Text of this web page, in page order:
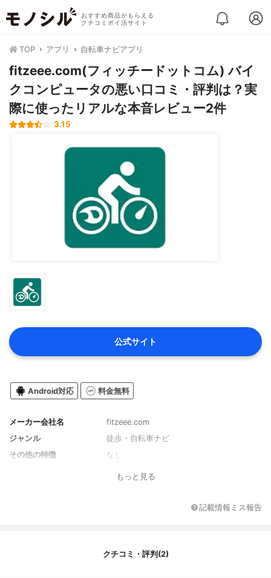
おすすめ商品がもらえる
クチコミポイ活サイト
TOP アプリ 自転車ナビアプリ
fitzeee.com(フィッチードットコム) バイ
クコンピュータの悪い口コミ・評判は？実
際に使ったリアルな本音レビュー2件
3.15
公式サイト
Android対応 料金無料
メーカー会社名
fitzeee.com
ジャンル
徒歩・自転車ナビ
その他の特徴
なし
もっと見る
記載情報ミス報告
クチコミ・評判(2)